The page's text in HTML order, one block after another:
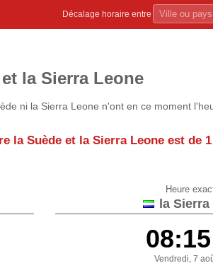
Décalage horaire entre
la Sierra Leone
ni la Sierra Leone n'ont en ce moment
la Suède et la Sierra Leone est de
Heure
la Sierra
Vendredi, 7